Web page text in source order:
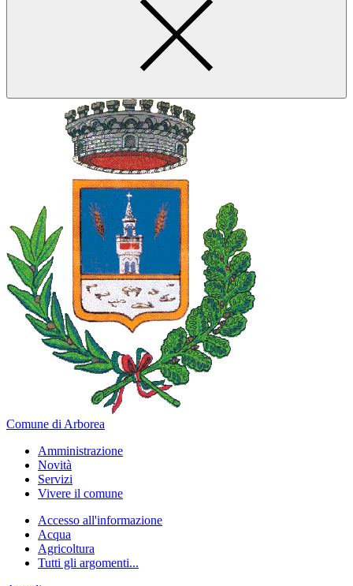
Comune di Arborea
Amministrazione
Novità
Servizi
Vivere il comune
Accesso all'informazione
Acqua
Agricoltura
Tutti gli argomenti...